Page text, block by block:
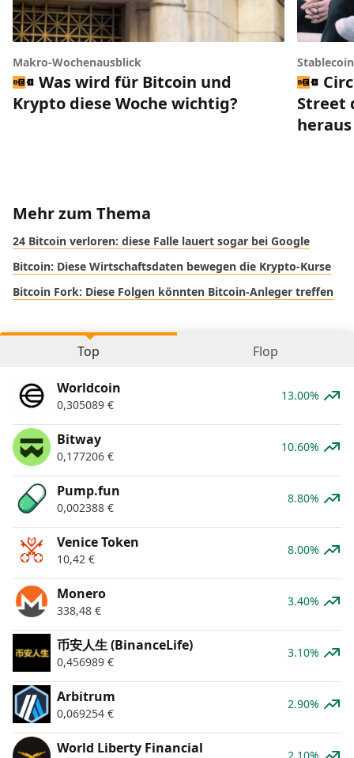
Makro-Wochenausblick
Was wird für Bitcoin und
Krypto diese Woche wichtig?
Street
heraus
Mehr zum Thema
24 Bitcoin verloren: diese Falle lauert sogar bei Google
Bitcoin: Diese Wirtschaftsdaten bewegen die Krypto-Kurse
Bitcoin Fork: Diese Folgen könnten Bitcoin-Anleger treffen
Top Flop
Worldcoin
0,305089 €
13.00%
Bitway
0,177206 €
10.60%
Pump.fun
0,002388 €
8.80%
Venice Token
10,42 €
8.00%
Monero
338,48 €
3.40%
币安人生 (BinanceLife)
0,456989 €
3.10%
Arbitrum
0,069254 €
2.90%
World Liberty Financial